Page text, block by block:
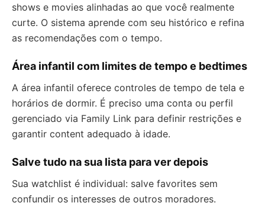
shows e movies alinhadas ao que você realmente
curte. O sistema aprende com seu histórico e refina
as recomendações com o tempo.
Área infantil com limites de tempo e bedtimes
A área infantil oferece controles de tempo de tela e
horários de dormir. É preciso uma conta ou perfil
gerenciado via Family Link para definir restrições e
garantir content adequado à idade.
Salve tudo na sua lista para ver depois
Sua watchlist é individual: salve favorites sem
confundir os interesses de outros moradores.